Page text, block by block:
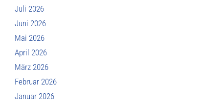
Juli 2026
Juni 2026
Mai 2026
April 2026
März 2026
Februar 2026
Januar 2026